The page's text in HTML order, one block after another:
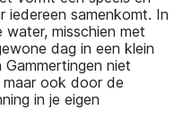
samenkomt. In
misschien met
dag in een klein
niet
ook door de
in je eigen